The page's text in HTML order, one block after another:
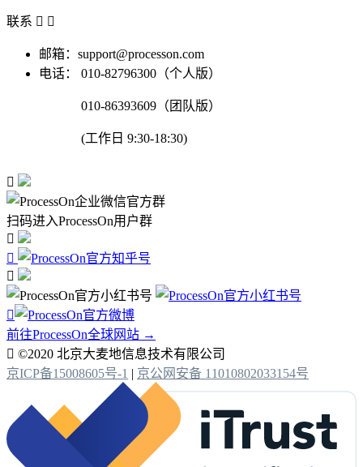
联系  
邮箱：support@processon.com
电话：
010-82796300（个人版）
010-86393609（团队版）
(工作日 9:30-18:30)

扫码进入ProcessOn用户群




前往ProcessOn全球网站 →
 ©2020 北京大麦地信息技术有限公司
京ICP备15008605号-1 | 京公网安备 11010802033154号